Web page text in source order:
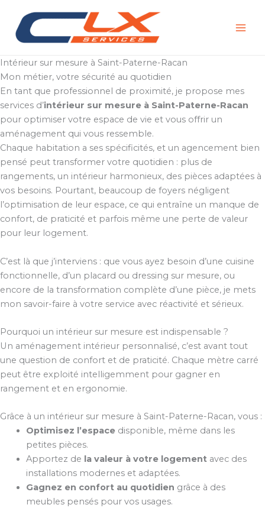
contenu
Intérieur sur mesure à Saint-Paterne-Racan
Mon métier, votre sécurité au quotidien
En tant que professionnel de proximité, je propose mes
services d’intérieur sur mesure à Saint-Paterne-Racan
pour optimiser votre espace de vie et vous offrir un
aménagement qui vous ressemble.
Chaque habitation a ses spécificités, et un agencement bien
pensé peut transformer votre quotidien : plus de
rangements, un intérieur harmonieux, des pièces adaptées à
vos besoins. Pourtant, beaucoup de foyers négligent
l’optimisation de leur espace, ce qui entraîne un manque de
confort, de praticité et parfois même une perte de valeur
pour leur logement.
C’est là que j’interviens : que vous ayez besoin d’une cuisine
fonctionnelle, d’un placard ou dressing sur mesure, ou
encore de la transformation complète d’une pièce, je mets
mon savoir-faire à votre service avec réactivité et sérieux.
Pourquoi un intérieur sur mesure est indispensable ?
Un aménagement intérieur personnalisé, c’est avant tout
une question de confort et de praticité. Chaque mètre carré
peut être exploité intelligemment pour gagner en
rangement et en ergonomie.
Grâce à un intérieur sur mesure à Saint-Paterne-Racan, vous :
Optimisez l’espacedisponible, même dans les
petites pièces.
Apportez de la valeur à votre logementavec des
installations modernes et adaptées.
Gagnez en confort au quotidien grâce à des
meubles pensés pour vos usages.